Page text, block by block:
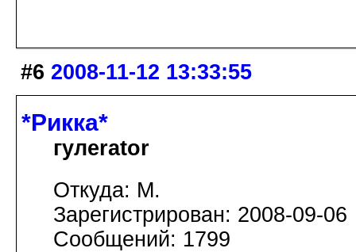
#6 2008-11-12 13:33:55
*Рикка*
гулеrator
Откуда: М.
Зарегистрирован: 2008-09-06
Сообщений: 1799